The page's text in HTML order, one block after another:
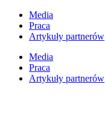
Media
Praca
Artykuły partnerów
Media
Praca
Artykuły partnerów